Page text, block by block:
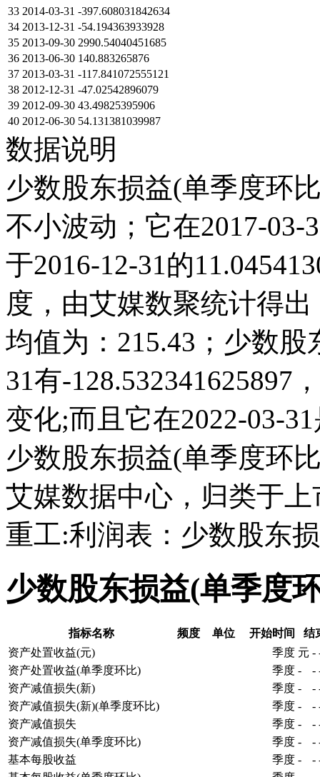
33 2014-03-31 -397.608031842634
34 2013-12-31 -54.194363933928
35 2013-09-30 2990.54040451685
36 2013-06-30 140.883265876
37 2013-03-31 -117.841072555121
38 2012-12-31 -47.02542896079
39 2012-09-30 43.49825395906
40 2012-06-30 54.131381039987
数据说明
少数股东损益(单季度环
不小波动；它在2017-03-
于2016-12-31的
度，由艾媒数聚统计得
均值为：215.43；少数
31有-128.532341625897
变化;而且它在2022-03-
少数股东损益(单季度环
艾媒数据中心，归类于
重工:利润表：少数股东
少数股东损益(单季度
指标名称 频度 单位 开始时间
结
资产处置收益(元)
季度 元 -
资产处置收益(单季度环比)
季度 - -
资产减值损失(新)
季度 - -
资产减值损失(新)(单季度环比)
季度 - -
资产减值损失
季度 - -
资产减值损失(单季度环比)
季度 - -
基本每股收益
季度 - -